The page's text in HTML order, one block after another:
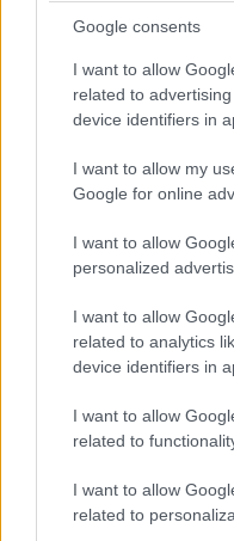
Google consents
I want to allow
related to
device identifiers in
I want to allow my
Google for online
I want to allow
personalized
I want to allow
related to analytics
device identifiers in
I want to allow
related to
I want to allow
related to
Καιρός: Σταθερά
σήμερα – Δεν θα
θερμόμετρο στις